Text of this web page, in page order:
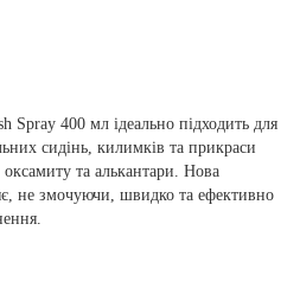
400 мл ідеально підходить для
сидінь, килимків та прикраси
та алькантари. Нова
не змочуючи, швидко та ефективно